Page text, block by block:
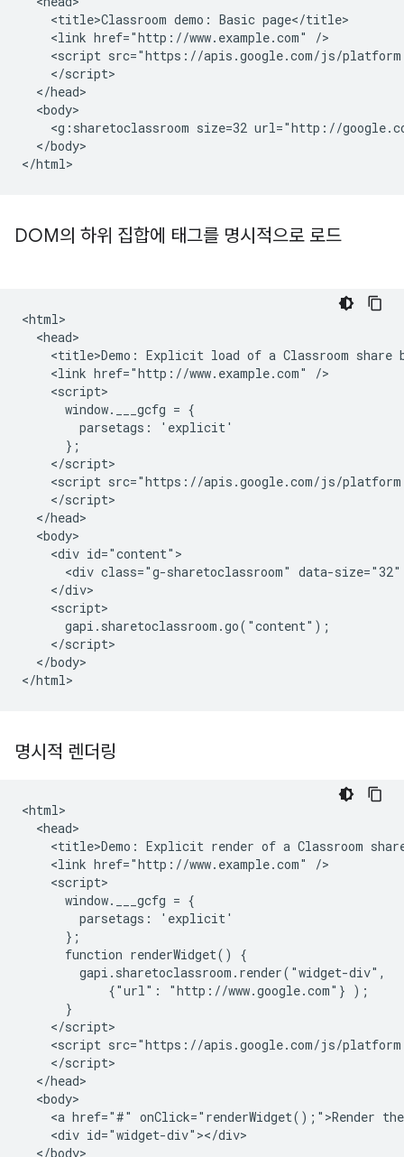
    <title>Classroom demo: Basic page</title>
    <link href="http://www.example.com" />
<script src="https://apis.google.com/js/
    </script>
  </head>
  <body>
<g:sharetoclassroom size=32 url="http://
  </body>
DOM의 하위 집합에 태그를 명시적으로 로드
<html>
  <head>
<title>Demo: Explicit load of a Classroom share
    <link href="http://www.example.com" />
    <script>
      window.___gcfg = {
        parsetags: 'explicit'
      };
    </script>
<script src="https://apis.google.com/js/
    </script>
  </head>
  <body>
    <div id="content">
<div class="g-sharetoclassroom" data-
    </div>
    <script>
      gapi.sharetoclassroom.go("content");
    </script>
  </body>
명시적 렌더링
<html>
  <head>
<title>Demo: Explicit render of a Classroom
    <link href="http://www.example.com" />
    <script>
      window.___gcfg = {
        parsetags: 'explicit'
      };
      function renderWidget() {
        gapi.sharetoclassroom.render("widget-div",
            {"url": "http://www.google.com"} );
      }
    </script>
<script src="https://apis.google.com/js/
    </script>
  </head>
  <body>
<a href="#" onClick="renderWidget();">Render
    <div id="widget-div"></div>
  </body>